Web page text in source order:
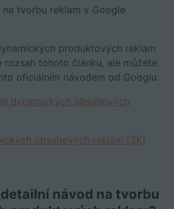
tvorbu reklam v Google
produktových reklam
rozsah tohoto článku, ale můžete
oficiálním návodem od Googlu.
dynamických obsahových
obsahových reklám [SK]
návod na tvorbu